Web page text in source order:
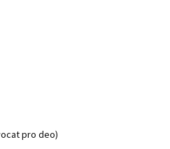
pro deo)